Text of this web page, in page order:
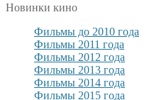
Новинки кино
Фильмы до 2010 года
Фильмы 2011 года
Фильмы 2012 года
Фильмы 2013 года
Фильмы 2014 года
Фильмы 2015 года